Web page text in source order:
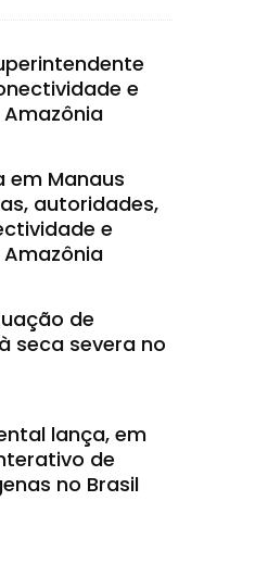
e
em Manaus
autoridades,
e
de
seca severa no
lança, em
de
no Brasil